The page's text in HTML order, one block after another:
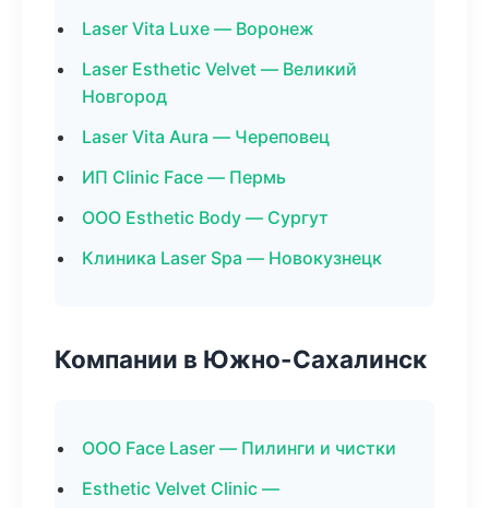
Laser Vita Luxe — Воронеж
Laser Esthetic Velvet — Великий
Новгород
Laser Vita Aura — Череповец
ИП Clinic Face — Пермь
ООО Esthetic Body — Сургут
Клиника Laser Spa — Новокузнецк
Компании в Южно-Сахалинск
ООО Face Laser — Пилинги и чистки
Esthetic Velvet Clinic —